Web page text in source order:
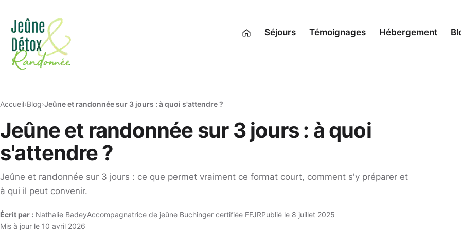
Séjours Témoignages Hébergement
Accueil Blog Jeûne et randonnée sur 3 jours : à quoi s'attendre ?
Jeûne et randonnée sur 3 jours : à quoi
s'attendre ?
Jeûne et randonnée sur 3 jours : ce que permet vraiment ce format court, comment s'y préparer et
à qui il peut convenir.
Écrit par : Nathalie BadeyAccompagnatrice de jeûne Buchinger certifiée FFJRPublié le 8 juillet 2025
Mis à jour le 10 avril 2026